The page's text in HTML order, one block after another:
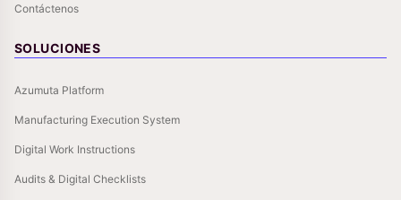
Contáctenos
SOLUCIONES
Azumuta Platform
Manufacturing Execution System
Digital Work Instructions
Audits & Digital Checklists